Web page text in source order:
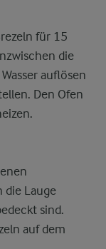
für 15
die
auflösen
Den Ofen
die Lauge
sind.
auf dem